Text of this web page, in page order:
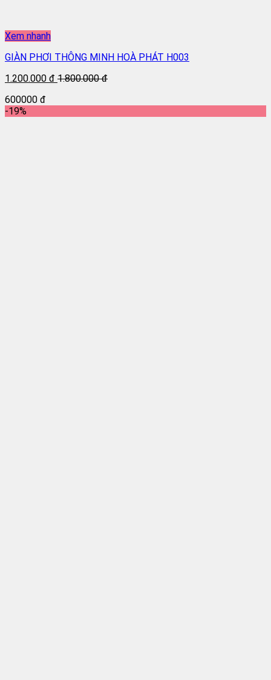
Xem nhanh
GIÀN PHƠI THÔNG MINH HOÀ PHÁT H003
1.200.000 đ 1.800.000 đ
600000 đ
-19%